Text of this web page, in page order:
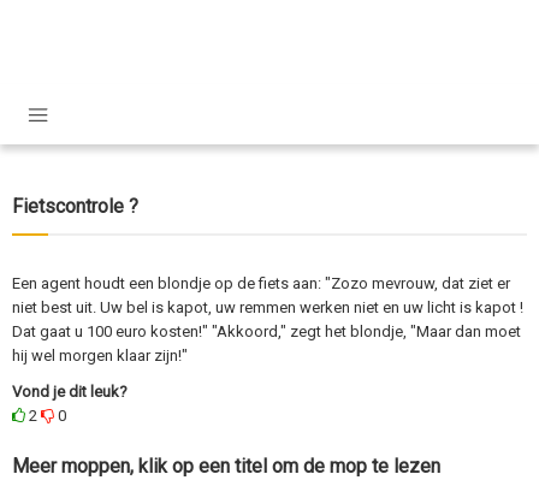
Fietscontrole ?
Een agent houdt een blondje op de fiets aan: "Zozo mevrouw, dat ziet er
niet best uit. Uw bel is kapot, uw remmen werken niet en uw licht is kapot !
Dat gaat u 100 euro kosten!" "Akkoord," zegt het blondje, "Maar dan moet
hij wel morgen klaar zijn!"
Vond je dit leuk?
2
0
Meer moppen, klik op een titel om de mop te lezen